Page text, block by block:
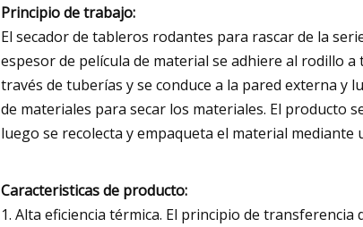
Principio de trabajo:
El secador de tableros rodantes para rascar de la
espesor de película de material se adhiere al rodillo
través de tuberías y se conduce a la pared externa y
de materiales para secar los materiales. El producto
luego se recolecta y empaqueta el material
Caracteristicas de producto:
1. Alta eficiencia térmica. El principio de